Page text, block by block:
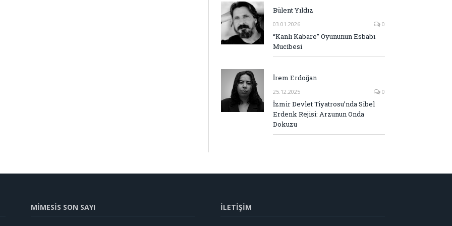
Bülent Yıldız
03.01.2026 0
“Kanlı Kabare” Oyununun Esbabı
Mucibesi
İrem Erdoğan
25.12.2025 0
İzmir Devlet Tiyatrosu’nda Sibel
Erdenk Rejisi: Arzunun Onda
Dokuzu
MİMESİS SON SAYI İLETİŞİM